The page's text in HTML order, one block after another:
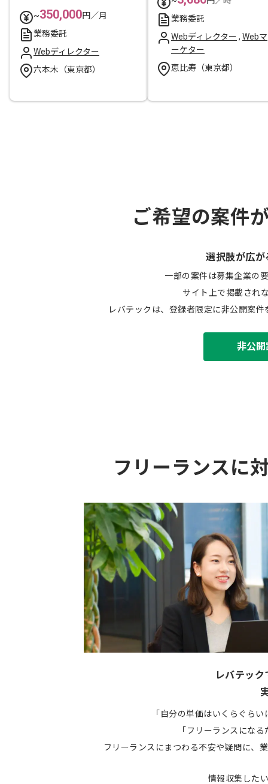
~350,000円／月
業務委託
Webディレクター
六本木（東京都）
業務委託
Webディレクター , Webマ
ーケター
恵比寿（東京都）
ご希望の案件
選択肢が広が
一部の案件は募集企業の
サイト上で掲載され
レバテックは、登録者限定に非公開案
非公
フリーランスに
レバテッ
「自分の単価はいくらぐら
「フリーランスにな
フリーランスにまつわる不安や疑問に、
情報収集した